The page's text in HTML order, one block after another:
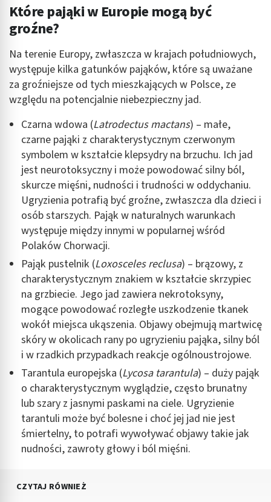
Które pająki w Europie mogą być
groźne?
Na terenie Europy, zwłaszcza w krajach południowych,
występuje kilka gatunków pająków, które są uważane
za groźniejsze od tych mieszkających w Polsce, ze
względu na potencjalnie niebezpieczny jad.
Czarna wdowa (Latrodectus mactans) – małe,
czarne pająki z charakterystycznym czerwonym
symbolem w kształcie klepsydry na brzuchu. Ich jad
jest neurotoksyczny i może powodować silny ból,
skurcze mięśni, nudności i trudności w oddychaniu.
Ugryzienia potrafią być groźne, zwłaszcza dla dzieci i
osób starszych. Pająk w naturalnych warunkach
występuje między innymi w popularnej wśród
Polaków Chorwacji.
Pająk pustelnik (Loxosceles reclusa) – brązowy, z
charakterystycznym znakiem w kształcie skrzypiec
na grzbiecie. Jego jad zawiera nekrotoksyny,
mogące powodować rozległe uszkodzenie tkanek
wokół miejsca ukąszenia. Objawy obejmują martwicę
skóry w okolicach rany po ugryzieniu pająka, silny ból
i w rzadkich przypadkach reakcje ogólnoustrojowe.
Tarantula europejska (Lycosa tarantula) – duży pająk
o charakterystycznym wyglądzie, często brunatny
lub szary z jasnymi paskami na ciele. Ugryzienie
tarantuli może być bolesne i choć jej jad nie jest
śmiertelny, to potrafi wywoływać objawy takie jak
nudności, zawroty głowy i ból mięśni.
CZYTAJ RÓWNIEŻ